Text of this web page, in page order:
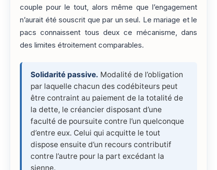
couple pour le tout, alors même que l’engagement
n’aurait été souscrit que par un seul. Le mariage et le
pacs connaissent tous deux ce mécanisme, dans
des limites étroitement comparables.
Solidarité passive. Modalité de l’obligation
par laquelle chacun des codébiteurs peut
être contraint au paiement de la totalité de
la dette, le créancier disposant d’une
faculté de poursuite contre l’un quelconque
d’entre eux. Celui qui acquitte le tout
dispose ensuite d’un recours contributif
contre l’autre pour la part excédant la
sienne.